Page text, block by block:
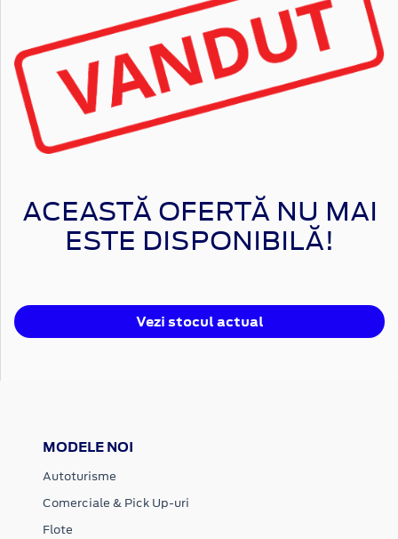
ACEASTĂ OFERTĂ NU MAI
ESTE DISPONIBILĂ!
Vezi stocul actual
MODELE NOI
Autoturisme
Comerciale & Pick Up-uri
Flote